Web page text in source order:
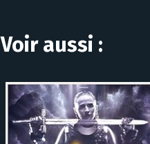
Voir aussi :